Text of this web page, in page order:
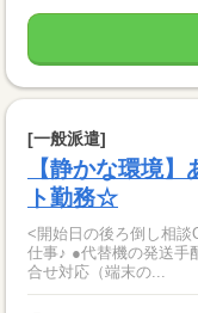
[一般派遣]
【静かな環境
ト勤務☆
<開始日の後ろ倒し相
仕事♪ ●代替機の発送手
合せ対応（端末の...